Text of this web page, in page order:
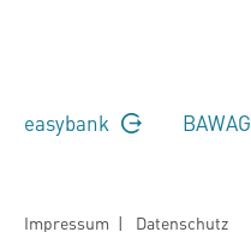
easybank BAWAG
Impressum | Datenschutz